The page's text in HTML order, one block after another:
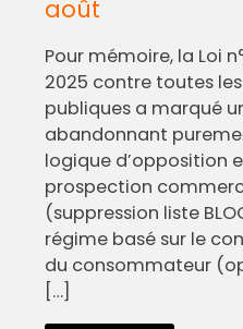
août
Pour mémoire, la Loi
2025 contre toutes
publiques a marqué
abandonnant
logique d’opposition
prospection
(suppression liste
régime basé sur le
du consommateur
[…]